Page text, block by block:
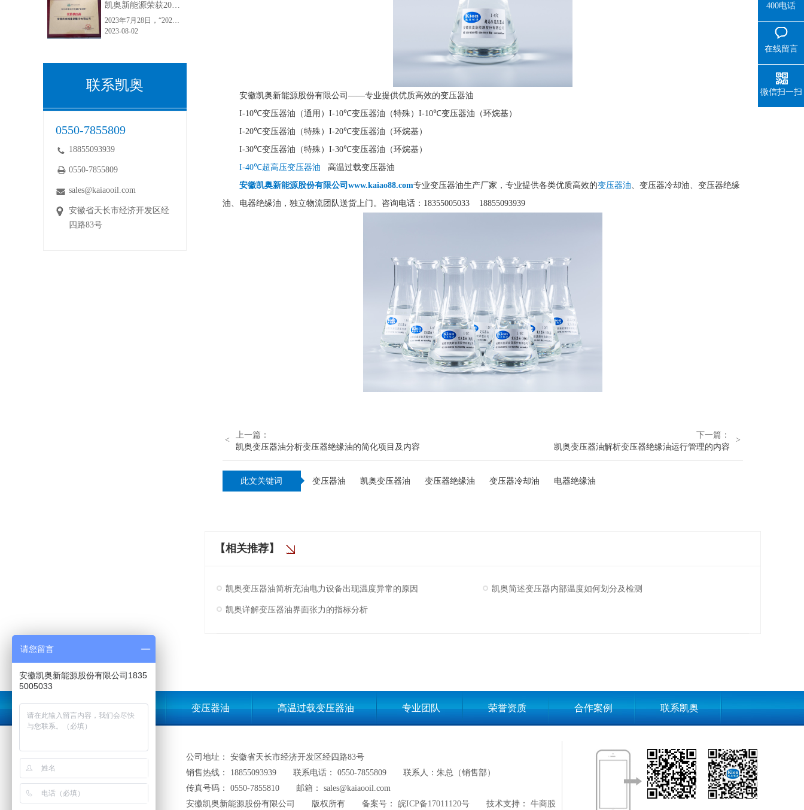
安徽凯奥新能源股份有限公司——专业提供优质高效的变压器油
I-10℃变压器油（通用）I-10℃变压器油（特殊）I-10℃变压器油（环烷基）
I-20℃变压器油（特殊）I-20℃变压器油（环烷基）
I-30℃变压器油（特殊）I-30℃变压器油（环烷基）
I-40℃超高压变压器油 高温过载变压器油
安徽凯奥新能源股份有限公司www.kaiao88.com专业变压器油生产厂家，专业提供各类优质高效的变压器油、变压器冷却油、变压器绝缘
油、电器绝缘油，独立物流团队送货上门。 咨询电话：18355005033 18855093939
<
上一篇：
凯奥变压器油分析变压器绝缘油的简化项目及内容
>
下一篇：
凯奥变压器油解析变压器绝缘油运行管理的内容
此文关键词 变压器油 凯奥变压器油 变压器绝缘油 变压器冷却油 电器绝缘油
【相关推荐】
凯奥变压器油简析充油电力设备出现温度异常的原因 凯奥简述变压器内部温度如何划分及检测
凯奥详解变压器油界面张力的指标分析
凯奥新能源荣获2023年度电力变压器“金球奖”优质供应商！
2023年7月28日，“2023第九届中国国际电力变压器市场及技术发展高峰论坛暨2023第一届采配会”在江苏常州顺利举行。安徽凯奥新能源股份有限公司荣获2023年度电力变压器“金球奖”优质供应商！“金球奖”荣誉的获得，是电力变压器行业和客户对凯奥变压器油的认可，彰显了电力客户对于凯奥能源的满意度和正向口碑。
2023-08-02
联系凯奥
0550-7855809
18855093939
0550-7855809
sales@kaiaooil.com
安徽省天长市经济开发区经
四路83号
变压器油 高温过载变压器油 专业团队 荣誉资质 合作案例 联系凯奥
公司地址： 安徽省天长市经济开发区经四路83号
销售热线： 18855093939
联系电话： 0550-7855809
联系人：朱总（销售部）
传真号码： 0550-7855810
邮箱： sales@kaiaooil.com
安徽凯奥新能源股份有限公司
版权所有 备案号： 皖ICP备17011120号 技术支持： 牛商股
400电话
在线留言
微信扫一扫
请您留言
安徽凯奥新能源股份有限公司1835
5005033